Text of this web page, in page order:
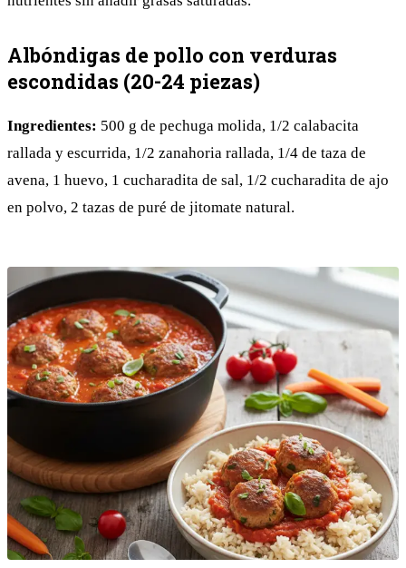
Albóndigas de pollo con verduras
escondidas (20-24 piezas)
Ingredientes: 500 g de pechuga molida, 1/2 calabacita
rallada y escurrida, 1/2 zanahoria rallada, 1/4 de taza de
avena, 1 huevo, 1 cucharadita de sal, 1/2 cucharadita de ajo
en polvo, 2 tazas de puré de jitomate natural.